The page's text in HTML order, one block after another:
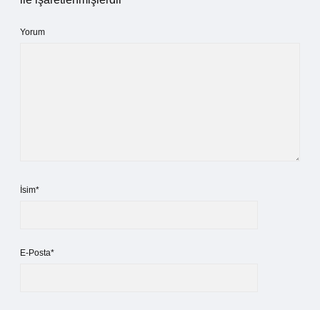
Yorum
İsim*
E-Posta*